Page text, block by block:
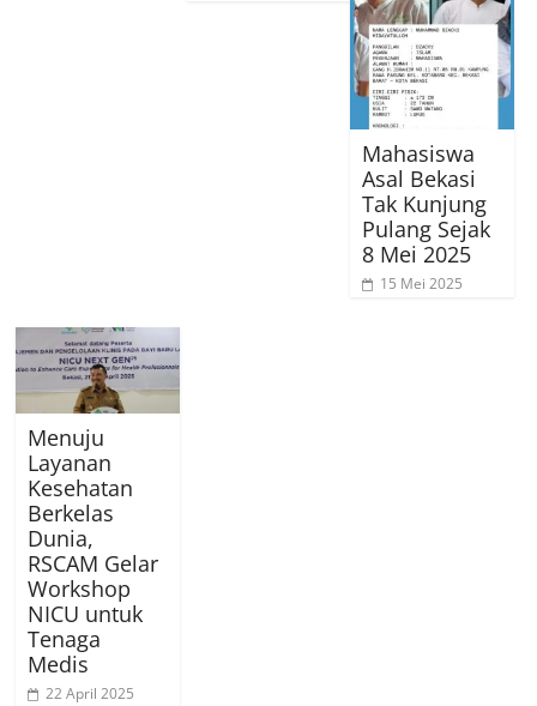
Mahasiswa
Asal Bekasi
Tak Kunjung
Pulang Sejak
8 Mei 2025
15 Mei 2025
Menuju
Layanan
Kesehatan
Berkelas
Dunia,
RSCAM Gelar
Workshop
NICU untuk
Tenaga
Medis
22 April 2025